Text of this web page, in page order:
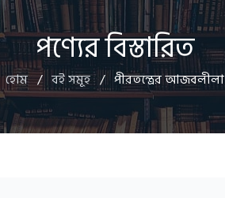
পণ্যের বিস্তারিত
হোম / বই সমূহ / পীরতন্ত্রের আজবলীলা